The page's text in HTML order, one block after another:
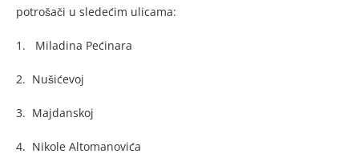
potrošači u sledećim ulicama:
1. Miladina Pećinara
2. Nušićevoj
3. Majdanskoj
4. Nikole Altomanovića